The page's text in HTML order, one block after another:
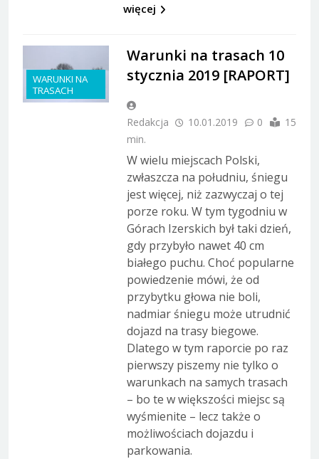
więcej
WARUNKI NA
TRASACH
Warunki na trasach 10
stycznia 2019 [RAPORT]
Redakcja 10.01.2019 0
15
min.
W wielu miejscach Polski,
zwłaszcza na południu, śniegu
jest więcej, niż zazwyczaj o tej
porze roku. W tym tygodniu w
Górach Izerskich był taki dzień,
gdy przybyło nawet 40 cm
białego puchu. Choć popularne
powiedzenie mówi, że od
przybytku głowa nie boli,
nadmiar śniegu może utrudnić
dojazd na trasy biegowe.
Dlatego w tym raporcie po raz
pierwszy piszemy nie tylko o
warunkach na samych trasach
– bo te w większości miejsc są
wyśmienite – lecz także o
możliwościach dojazdu i
parkowania.